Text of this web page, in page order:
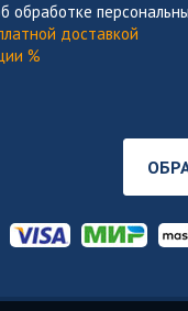
обработке
доставкой
%